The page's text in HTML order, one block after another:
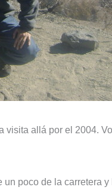
allá por el 2004.
poco de la carretera